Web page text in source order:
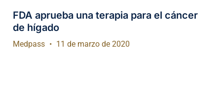
FDA aprueba una terapia para el cáncer
de hígado
Medpass 11 de marzo de 2020